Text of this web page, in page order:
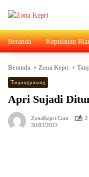
Beranda Kepulauan
Beranda Zona Kepri
Tanjungpinang
Apri Sujadi
ZonaKepri.com
2
30/03/2022